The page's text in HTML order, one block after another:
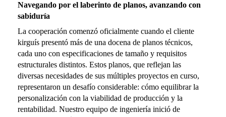
Navegando por el laberinto de planos, avanzando con
sabiduría
La cooperación comenzó oficialmente cuando el cliente
kirguís presentó más de una docena de planos técnicos,
cada uno con especificaciones de tamaño y requisitos
estructurales distintos. Estos planos, que reflejan las
diversas necesidades de sus múltiples proyectos en curso,
representaron un desafío considerable: cómo equilibrar la
personalización con la viabilidad de producción y la
rentabilidad. Nuestro equipo de ingeniería inició de